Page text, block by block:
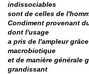
indissociables
sont de celles de
Condiment provenant
dont l'usage
a pris de l'ampleur
macrobiotique
et de manière générale
grandissant